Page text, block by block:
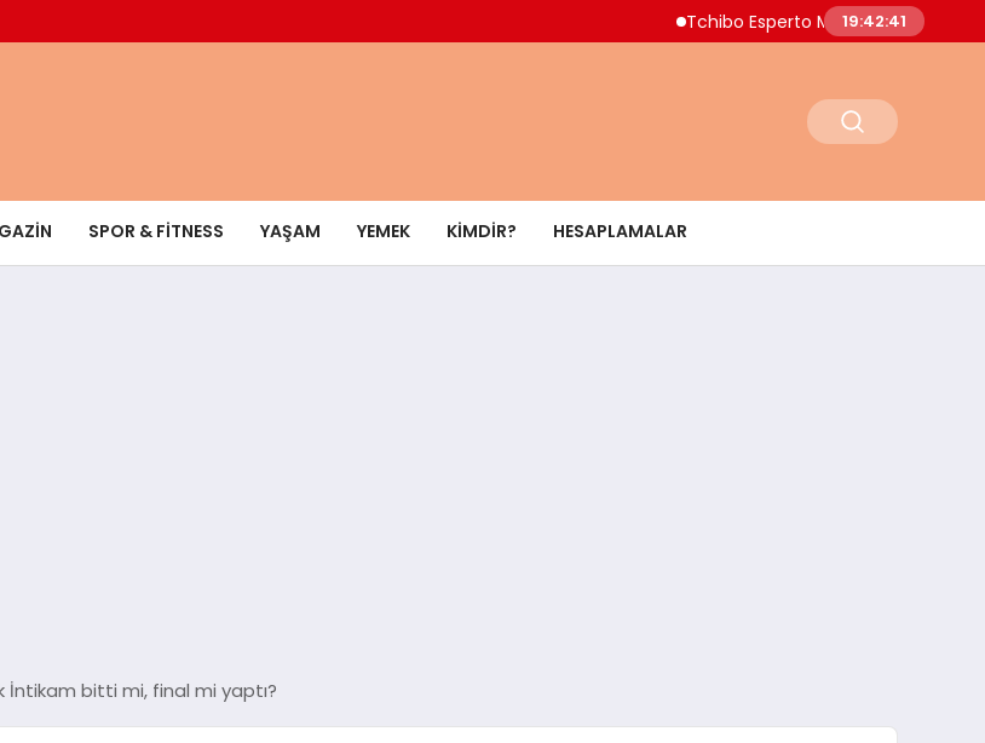
Tchibo Esperto Mini Kahve Makinesinde
19:42:42
SPOR & FITNESS YAŞAM YEMEK KIMDIR? HESAPLAMALAR
İntikam bitti mi, final mi yaptı?